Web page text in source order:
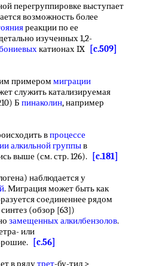
перегруппировке выступает
возможность более
реакции по ее
изученных 1,2-
катионах IX [c.509]
примером миграции
служить катализируемая
Б пинаколин, например
впроцессе
алкильной группыв
выше (см. стр. 126).
[c.181]
наблюдается у
. Миграция может быть как
соединеннее рядом
(обзор [63])
замещенных алкилбензолов.
или
[c.56]
в рядутрет-бу-тил >